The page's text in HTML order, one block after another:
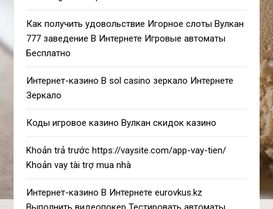
Как получить удовольствие Игорное слоты Вулкан
777 заведение В Интернете Игровые автоматы
Бесплатно
Интернет-казино В sol casino зеркало Интернете
Зеркало
Коды игровое казино Вулкан скидок казино
Khoản trả trước https://vaysite.com/app-vay-tien/
Khoản vay tài trợ mua nhà
Интернет-казино В Интернете eurovkus.kz